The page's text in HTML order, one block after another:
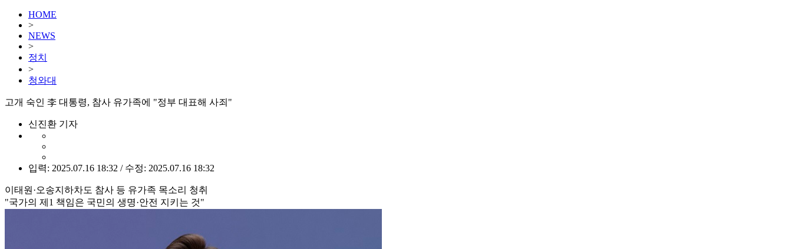
HOME
>
NEWS
>
정치
>
청와대
고개 숙인 李 대통령, 참사 유가족에 "정부 대표해 사죄"
신진환 기자
입력: 2025.07.16 18:32 / 수정: 2025.07.16 18:32
이태원·오송지하차도 참사 등 유가족 목소리 청취
"국가의 제1 책임은 국민의 생명·안전 지키는 것"